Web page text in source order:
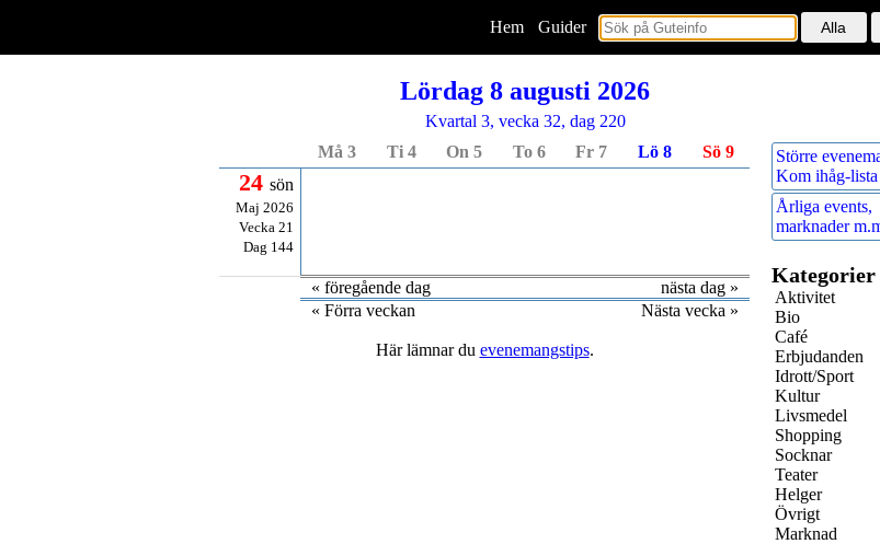
Hem< Guider
Lördag 8 augusti 2026
Kvartal 3, vecka 32, dag 220
Må 3
Ti 4 On 5 To 6 Fr 7 Lö 8 Sö 9
24 sön
Maj 2026
Vecka 21
Dag 144
« föregående dag
nästa dag »
« Förra veckan
Nästa vecka »
Här lämnar du evenemangstips.
Större
Kom ihåg-lista
Årliga events,
marknader
Kategorier
Aktivitet
Bio
Café
Erbjudanden
Idrott/Sport
Kultur
Livsmedel
Shopping
Socknar
Teater
Helger
Övrigt
Marknad